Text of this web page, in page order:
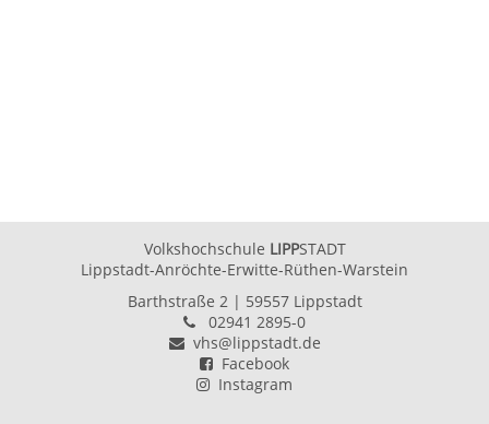
Volkshochschule LIPPSTADT
Lippstadt-Anröchte-Erwitte-Rüthen-Warstein
Barthstraße 2| 59557 Lippstadt
02941 2895-0
vhs@lippstadt.de
Facebook
Instagram